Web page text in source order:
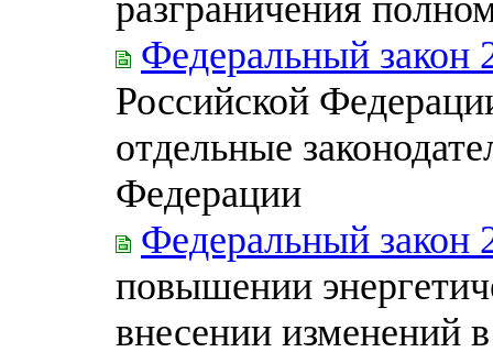
Федеральный закон
Российской
отдельные
Федерации
Федеральный закон
повышении
внесении изменений